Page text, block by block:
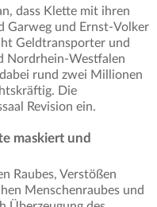
dass Klette mit ihren
Garweg und Ernst-Volker
Geldtransporter und
Nordrhein-Westfalen
rund zwei Millionen
Die
Revision ein.
maskiert und
Raubes, Verstößen
Menschenraubes und